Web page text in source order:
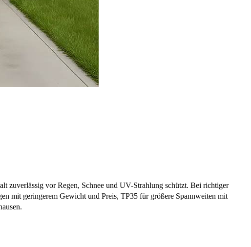
zuverlässig vor Regen, Schnee und UV-Strahlung schützt. Bei richtiger
mit geringerem Gewicht und Preis, TP35 für größere Spannweiten mit